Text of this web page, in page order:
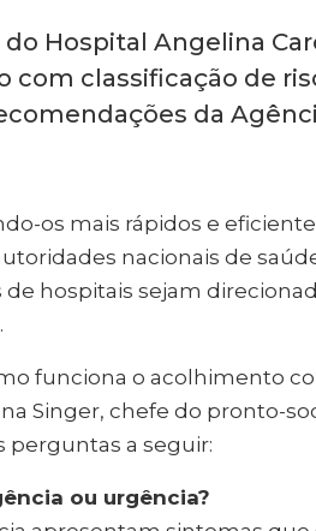
Hospital Angelina
classificação de
da
os mais rápidos e
nacionais de
hospitais sejam
funciona o acolhimento
Singer, chefe do pronto-
perguntas a seguir:
ou urgência?